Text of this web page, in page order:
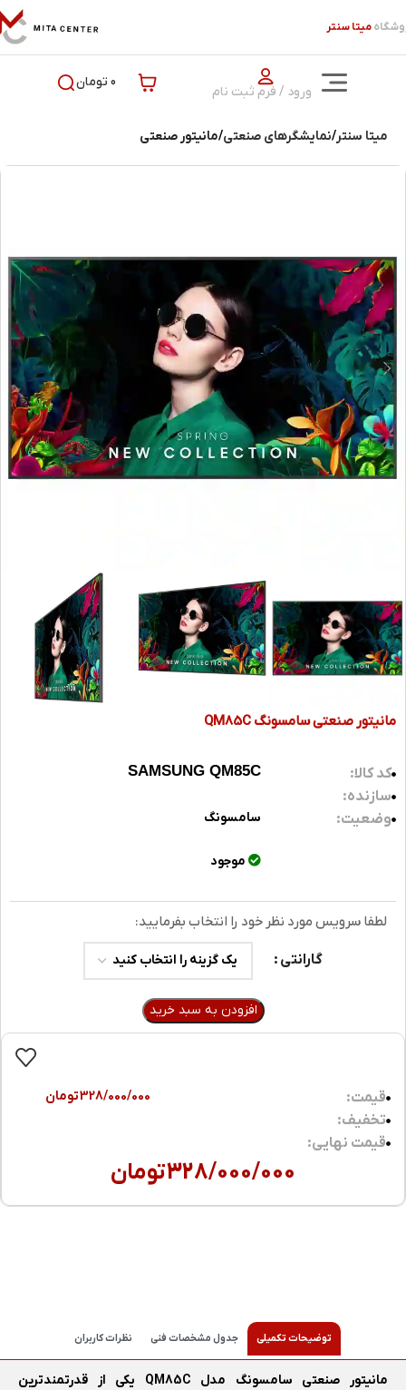
میتا سنتر
ورود / فرم ثبت نام
0 تومان
میتا سنتر نمایشگر‌های صنعتی مانیتور صنعتی
مانیتور صنعتی سامسونگ QM85C
کد کالا:
سازنده:
وضعیت:
SAMSUNG QM85C
سامسونگ
موجود
لطفا سرویس مورد نظر خود را انتخاب بفرمایید:
گارانتی
افزودن به سبد خرید
قیمت:
تخفیف:
قیمت نهایی:
328/000/000تومان
328/000/000تومان
توضیحات تکمیلی جدول مشخصات فنی نظرات کاربران
مانیتور صنعتی سامسونگ مدل QM85C یکی از قدرتمندترین